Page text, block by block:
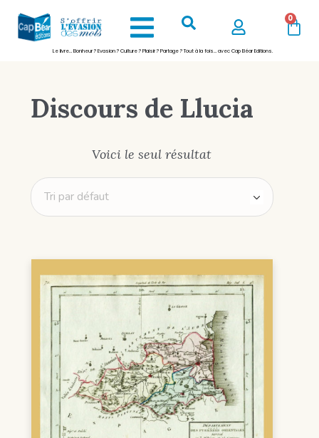
0
Le livre… Bonheur ? Evasion ? Culture ? Plaisir ? Partage ? Tout à la fois… avec Cap Béar Editions.
Discours de Llucia
Voici le seul résultat